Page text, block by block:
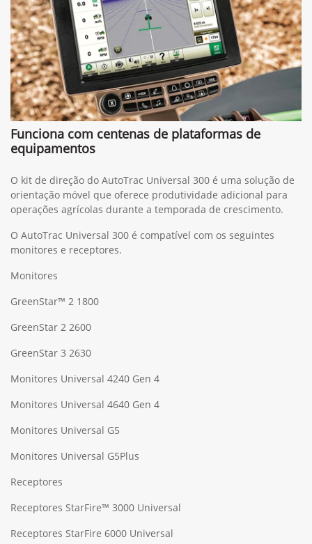
Funciona com centenas de plataformas de
equipamentos
O kit de direção do AutoTrac Universal 300 é uma solução de
orientação móvel que oferece produtividade adicional para
operações agrícolas durante a temporada de crescimento.
O AutoTrac Universal 300 é compatível com os seguintes
monitores e receptores.
Monitores
GreenStar™ 2 1800
GreenStar 2 2600
GreenStar 3 2630
Monitores Universal 4240 Gen 4
Monitores Universal 4640 Gen 4
Monitores Universal G5
Monitores Universal G5Plus
Receptores
Receptores StarFire™ 3000 Universal
Receptores StarFire 6000 Universal